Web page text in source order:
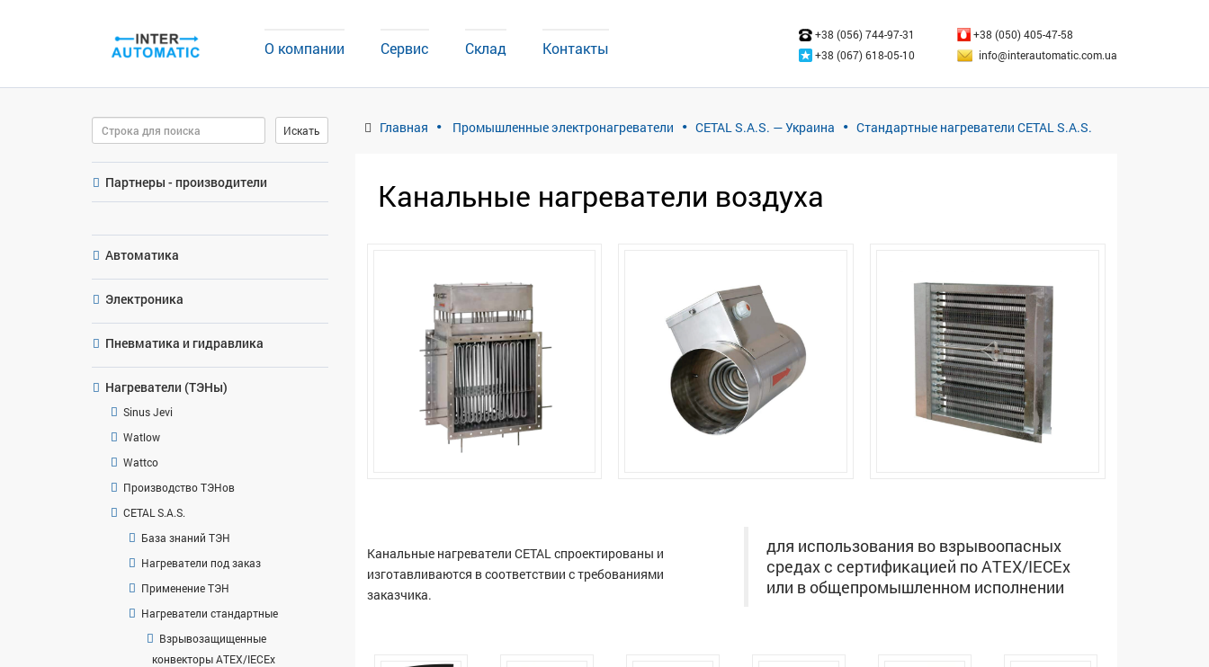
О компании Сервис Склад Контакты
+38 (056) 744-97-31
+38 (050) 405-47-58
+38 (067) 618-05-10
info@interautomatic.com.ua
Поиск
Искать
Партнеры - производители
Автоматика
Электроника
Пневматика и гидравлика
Нагреватели (ТЭНы)
Sinus Jevi
Watlow
Wattco
Производство ТЭНов
CETAL S.A.S.
База знаний ТЭН
Нагреватели под заказ
Применение ТЭН
Нагреватели стандартные
Взрывозащищенные
конвекторы ATEX/IECEx
Главная Промышленные электронагреватели CETAL S.A.S. — Украина Стандартные нагреватели CETAL S.A.S.
Канальные нагреватели воздуха
Канальные нагреватели CETAL спроектированы и
изготавливаются в соответствии с требованиями
заказчика.
для использования во взрывоопасных
средах с сертификацией по ATEX/IECEx
или в общепромышленном исполнении